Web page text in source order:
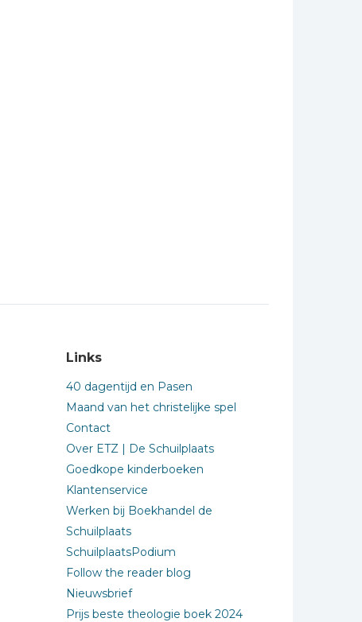
Links
40 dagentijd en Pasen
Maand van het christelijke spel
Contact
Over ETZ | De Schuilplaats
Goedkope kinderboeken
Klantenservice
Werken bij Boekhandel de
Schuilplaats
SchuilplaatsPodium
Follow the reader blog
Nieuwsbrief
Prijs beste theologie boek 2024